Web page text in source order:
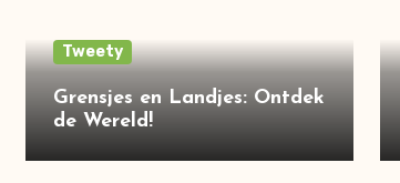
Tweety
Grensjes en Landjes: Ontdek
de Wereld!